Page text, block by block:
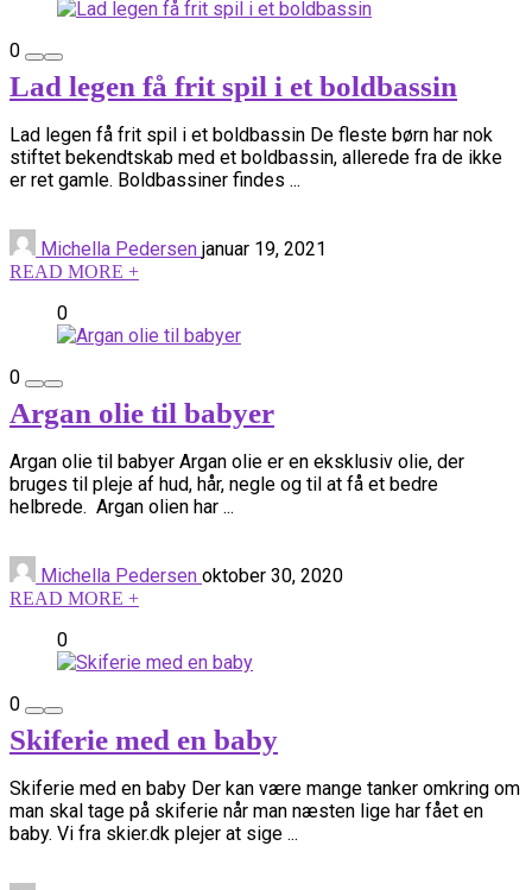
0
Lad legen få frit spil i et boldbassin
Lad legen få frit spil i et boldbassin De fleste børn har nok
stiftet bekendtskab med et boldbassin, allerede fra de ikke
er ret gamle. Boldbassiner findes ...
Michella Pedersen januar 19, 2021
READ MORE +
0
0
Argan olie til babyer
Argan olie til babyer Argan olie er en eksklusiv olie, der
bruges til pleje af hud, hår, negle og til at få et bedre
helbrede. Argan olien har ...
Michella Pedersen oktober 30, 2020
READ MORE +
0
0
Skiferie med en baby
Skiferie med en baby Der kan være mange tanker omkring om
man skal tage på skiferie når man næsten lige har fået en
baby. Vi fra skier.dk plejer at sige ...